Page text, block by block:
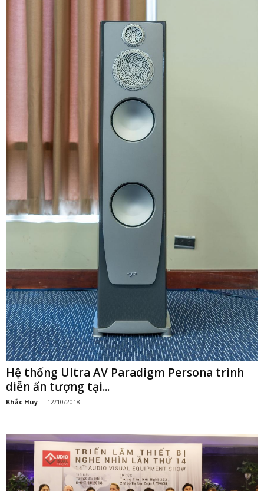
Hệ thống Ultra AV Paradigm Persona trình
diễn ấn tượng tại...
Khắc Huy - 12/10/2018